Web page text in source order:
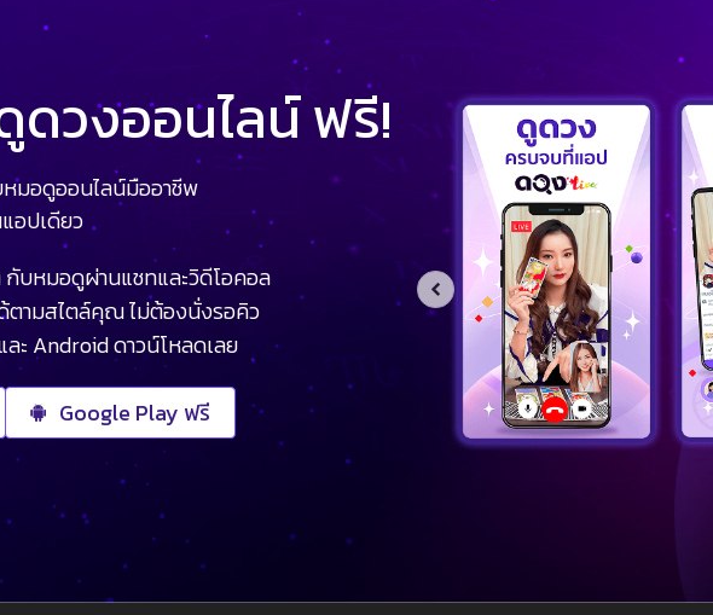
ดวงออนไลน์ ฟรี!
มอดูออนไลน์มืออาชีพ
อปเดียว
บหมอดูผ่านแชทและวิดีโอคอล
ตามสไตล์คุณ ไม่ต้องนั่งรอคิว
ะ Android ดาวน์โหลดเลย
Google Play ฟรี